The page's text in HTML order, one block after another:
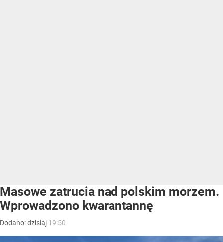
Masowe zatrucia nad polskim morzem.
Wprowadzono kwarantannę
Dodano:dzisiaj 19:50